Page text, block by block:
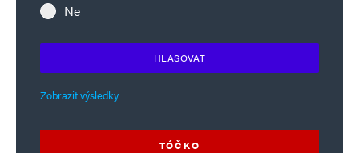
Ne
HLASOVAT
Zobrazit výsledky
TÓČKO